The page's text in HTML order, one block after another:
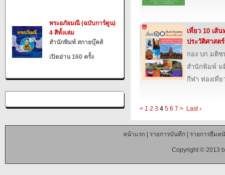
พระอภัยมณี (ฉบับการ์ตูน)
4 สีทั้งเล่ม
สำนักพิมพ์ สกายบุ๊คส์
เปิดอ่าน 160 ครั้ง
เที่ยว 10 เส้
ประวัติศาสตร์
กอง บก.มติช
สำนักพิมพ์ ม
กีฬา ท่องเที่
< 1 2 3 4 5 6 7 > Last ›
หน้าแรก| รายการบันทึก| รายการยืมห
Copyright © 2013